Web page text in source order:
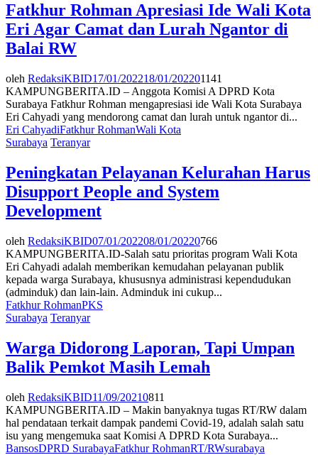
Fatkhur Rohman Apresiasi Ide Wali Kota
Eri Agar Camat dan Lurah Ngantor di
Balai RW
oleh RedaksiKBID17/01/202218/01/202201141
KAMPUNGBERITA.ID – Anggota Komisi A DPRD Kota
Surabaya Fatkhur Rohman mengapresiasi ide Wali Kota Surabaya
Eri Cahyadi yang mendorong camat dan lurah untuk ngantor di...
Eri CahyadiFatkhur RohmanWali Kota
Surabaya Teranyar
Peningkatan Pelayanan Kelurahan Harus
Disupport People and System
Development
oleh RedaksiKBID07/01/202208/01/20220766
KAMPUNGBERITA.ID-Salah satu prioritas program Wali Kota
Eri Cahyadi adalah memberikan kemudahan pelayanan publik
kepada warga Surabaya, khususnya administrasi kependudukan
(adminduk) dan lain-lain. Adminduk ini cukup...
Fatkhur RohmanPKS
Surabaya Teranyar
Warga Didorong Laporan, Tapi Umpan
Balik Pemkot Masih Lemah
oleh RedaksiKBID11/09/20210811
KAMPUNGBERITA.ID – Makin banyaknya tugas RT/RW dalam
hal pendataan terkait dampak pandemi Covid-19, adalah salah satu
isu yang mengemuka saat Komisi A DPRD Kota Surabaya...
BansosDPRD SurabayaFatkhur RohmanRT/RWsurabaya